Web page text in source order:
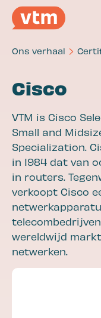
Diensten
Of jij nou veilig ,
zijn de IT-
Werken
Veilig werken
Slim werken
Samenwerken
Verbinden
Leren
Tv kijken
Ons verhaal
Cisco
VTM is Cisco
Small and
Specialization.
in 1984 dat van
in routers.
verkoopt Cisco
wereldwijd
netwerken.